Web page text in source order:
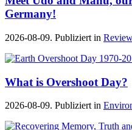
Germany!
2026-08-09. Publiziert in
What is Overshoot Day?
2026-08-09. Publiziert in